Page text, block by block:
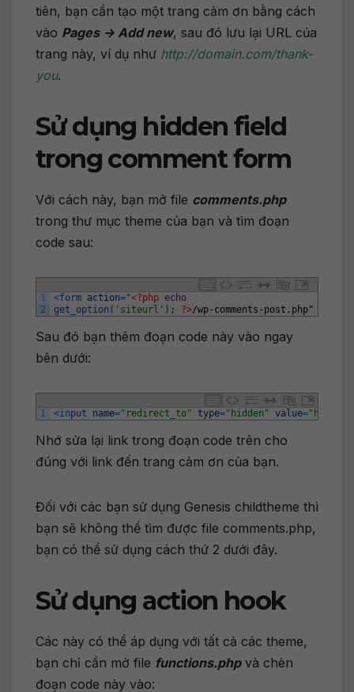
tiên, bạn cần tạo một trang cảm ơn bằng cách
vào Pages -> Add new, sau đó lưu lại URL của
trang này, ví dụ như http://domain.com/thank-
you.
Sử dụng hidden field
trong comment form
Với cách này, bạn mở file comments.php
trong thư mục theme của bạn và tìm đoạn
code sau:
1
2
<form action="<?php echo
get_option ( 'siteurl' ) ; ?>/wp-comments-post.php"
Sau đó bạn thêm đoạn code này vào ngay
bên dưới:
1 <input name="redirect_to" type="hidden" value="http://
Nhớ sửa lại link trong đoạn code trên cho
đúng với link đến trang cảm ơn của bạn.
Đối với các bạn sử dụng Genesis childtheme thì
bạn sẽ không thể tìm được file comments.php,
bạn có thể sử dụng cách thứ 2 dưới đây.
Sử dụng action hook
Các này có thể áp dụng với tất cả các theme,
bạn chỉ cần mở file functions.phpvà chèn
đoạn code này vào: